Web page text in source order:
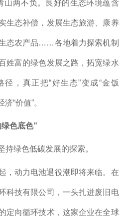
两不负。良好的生态环境蕴含
生态补偿，发展生态旅游、康养
态农产品……各地着力探索机制
姓富的绿色发展之路，拓宽绿水
，真正把“好生态”变成“金饭
“价值”。
色底色”
绿色低碳发展的探索。
动力电池退役潮即将来临。在
科技有限公司，一头扎进废旧电
定向循环技术，这家企业在全球